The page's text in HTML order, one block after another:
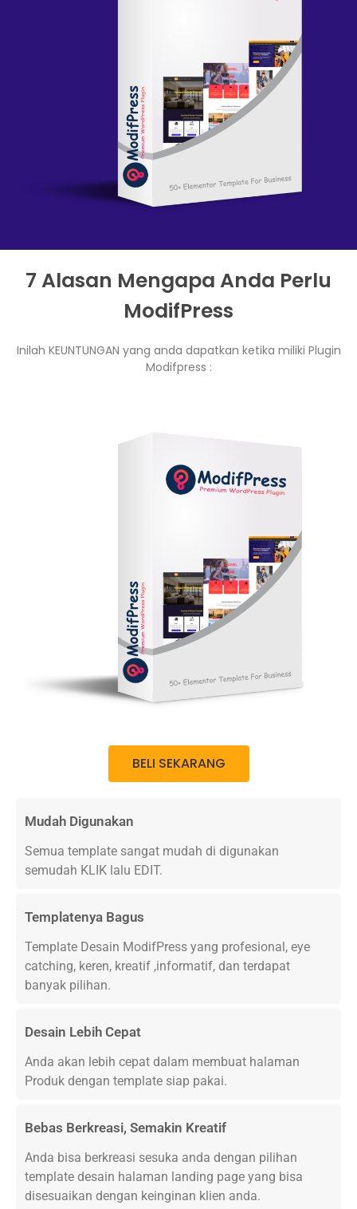
7 Alasan Mengapa Anda Perlu
ModifPress
Inilah KEUNTUNGAN yang anda dapatkan ketika miliki Plugin
Modifpress :
BELI SEKARANG
Mudah Digunakan
Semua template sangat mudah di digunakan
semudah KLIK lalu EDIT.
Templatenya Bagus
Template Desain ModifPress yang profesional, eye
catching, keren, kreatif ,informatif, dan terdapat
banyak pilihan.
Desain Lebih Cepat
Anda akan lebih cepat dalam membuat halaman
Produk dengan template siap pakai.
Bebas Berkreasi, Semakin Kreatif
Anda bisa berkreasi sesuka anda dengan pilihan
template desain halaman landing page yang bisa
disesuaikan dengan keinginan klien anda.